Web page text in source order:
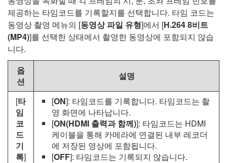
제공하는 타임코드를 기록할지를 선택합니다. 타임 코드는
동영상 촬영 메뉴의 [동영상 파일 유형]에서 [H.264 8비트
(MP4)]를 선택한 상태에서 촬영한 동영상에 포함되지 않습
니다.
옵
션
설명
[타
임
코
드
기
록]
[ON]: 타임코드를 기록합니다. 타임코드는 촬
영 화면에 나타납니다.
[ON(HDMI 출력과 함께)]: 타임코드는 HDMI
케이블을 통해 카메라에 연결된 내부 레코더
에 저장된 영상에 포함됩니다.
[OFF]: 타임코드는 기록되지 않습니다.